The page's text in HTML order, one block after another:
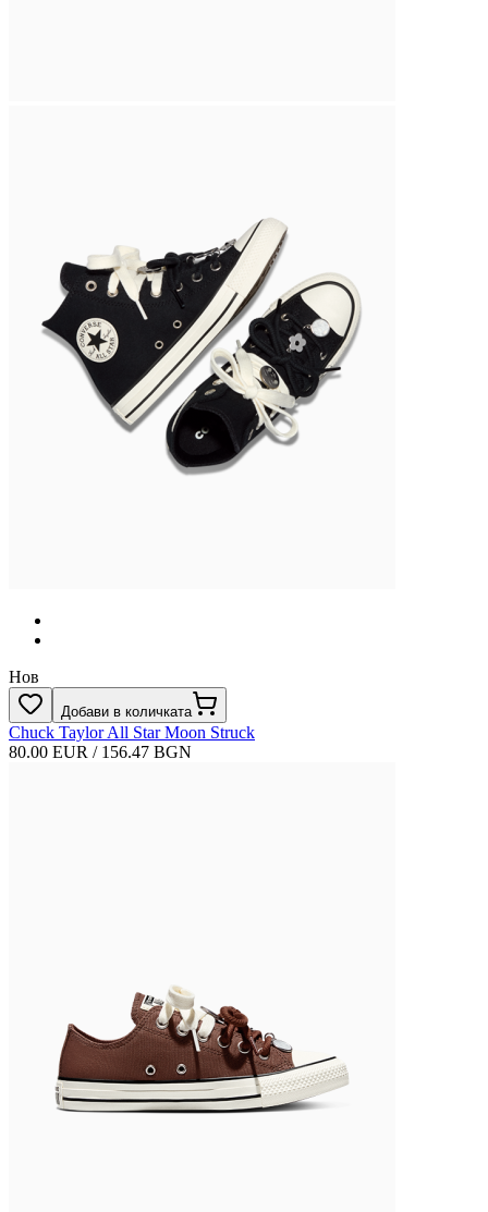
Нов
Добави в количката
Chuck Taylor All Star Moon Struck
80.00 EUR / 156.47 BGN